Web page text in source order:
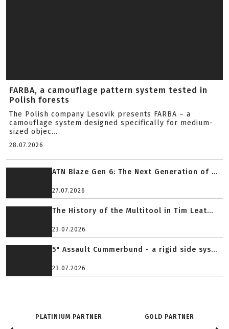
FARBA, a camouflage pattern system tested in
Polish forests
The Polish company Lesovik presents FARBA – a
camouflage system designed specifically for medium-
sized objec...
28.07.2026
ATN Blaze Gen 6: The Next Generation of ...
27.07.2026
The History of the Multitool in Tim Leat...
23.07.2026
5" Assault Cummerbund - a rigid side sys...
23.07.2026
PLATINIUM PARTNER GOLD PARTNER